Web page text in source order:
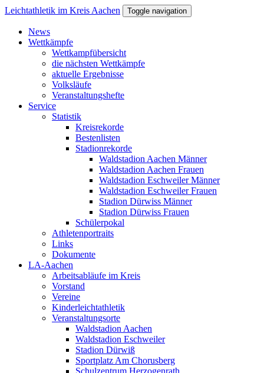
Direkt zum Inhalt
Leichtathletik im Kreis Aachen Toggle navigation
News
Wettkämpfe
Wettkampfübersicht
die nächsten Wettkämpfe
aktuelle Ergebnisse
Volksläufe
Veranstaltungshefte
Service
Statistik
Kreisrekorde
Bestenlisten
Stadionrekorde
Waldstadion Aachen Männer
Waldstadion Aachen Frauen
Waldstadion Eschweiler Männer
Waldstadion Eschweiler Frauen
Stadion Dürwiss Männer
Stadion Dürwiss Frauen
Schülerpokal
Athletenportraits
Links
Dokumente
LA-Aachen
Arbeitsabläufe im Kreis
Vorstand
Vereine
Kinderleichtathletik
Veranstaltungsorte
Waldstadion Aachen
Waldstadion Eschweiler
Stadion Dürwiß
Sportplatz Am Chorusberg
Schulzentrum Herzogenrath